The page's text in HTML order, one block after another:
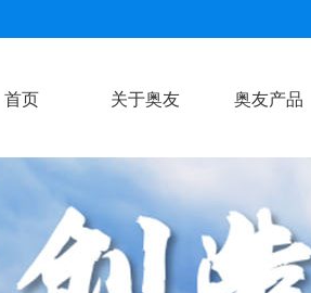
首页 关于奥友 奥友产品